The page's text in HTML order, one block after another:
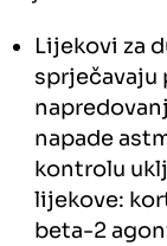
Lijekovi za
sprječavaju
napade
kontrolu
lijekove:
beta-2